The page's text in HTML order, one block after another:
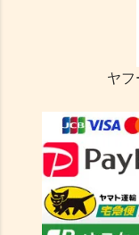
ヤフ